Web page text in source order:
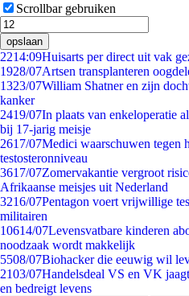
Scrollbar gebruiken
opslaan
2214:09Huisarts per direct uit vak
1928/07Artsen transplanteren
1323/07William Shatner en zijn
kanker
2419/07In plaats van enkeloperatie
bij 17-jarig meisje
2617/07Medici waarschuwen tegen
testosteronniveau
3617/07Zomervakantie vergroot
Afrikaanse meisjes uit Nederland
3216/07Pentagon voert vrijwillige
militairen
10614/07Levensvatbare kinderen
noodzaak wordt makkelijk
5508/07Biohacker die eeuwig wil
2103/07Handelsdeal VS en VK
en bedreigt levens